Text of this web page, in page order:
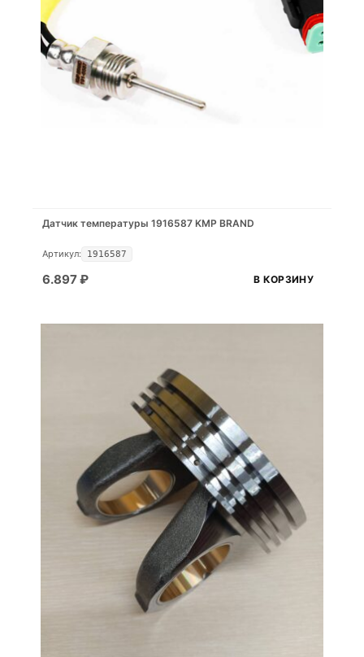
Датчик температуры 1916587 KMP BRAND
Артикул: 1916587
6.897₽ В КОРЗИНУ